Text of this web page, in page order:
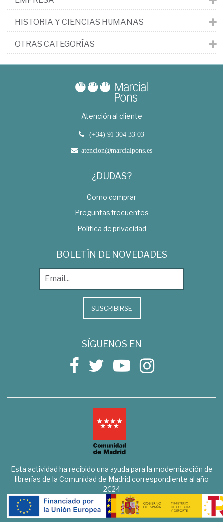
HISTORIA Y CIENCIAS HUMANAS
OTRAS CATEGORÍAS
Atención al cliente
(+34) 91 304 33 03
atencion@marcialpons.es
¿DUDAS?
Como comprar
Preguntas frecuentes
Política de privacidad
BOLETÍN DE NOVEDADES
SUSCRIBIRSE
SÍGUENOS EN
Esta actividad ha recibido una ayuda para la modernización de
librerías de la Comunidad de Madrid correspondiente al año
2024